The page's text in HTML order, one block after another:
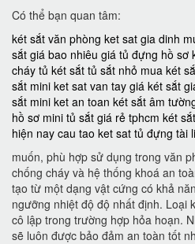
Có thể bạn quan tâm:
két sắt văn phòng ket sat gia dinh
sắt giá bao nhiêu giá tủ đựng hồ sơ
cháy tủ két sắt tủ sắt nhỏ mua két
sắt mini ket sat van tay giá két sắt
sắt mini ket an toan két sắt âm
hồ sơ mini tủ sắt giá rẻ tphcm két
hiện nay cau tao ket sat tủ đựng tài
muốn, phù hợp sử dụng trong văn
chống cháy và hệ thống khoá an
tạo từ một dạng vật cứng có khả
ngưỡng nhiệt độ độ nhất định. Loại
cô lập trong trường hợp hỏa hoạn.
sẽ luôn được bảo đảm an toàn tốt